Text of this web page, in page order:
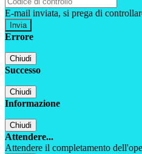
E-mail inviata, si prega di
Errore
Chiudi
Successo
Chiudi
Informazione
Chiudi
Attendere...
Attendere il completamento